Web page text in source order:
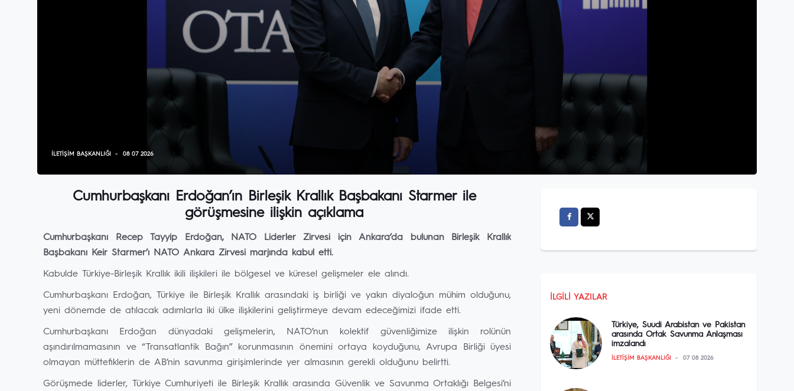
İLETIŞIM BAŞKANLIĞI 08 07 2026
Cumhurbaşkanı Erdoğan’ın Birleşik Krallık Başbakanı Starmer ile
görüşmesine ilişkin açıklama
Cumhurbaşkanı Recep Tayyip Erdoğan, NATO Liderler Zirvesi için Ankara’da bulunan Birleşik Krallık
Başbakanı Keir Starmer’ı NATO Ankara Zirvesi marjında kabul etti.
Kabulde Türkiye-Birleşik Krallık ikili ilişkileri ile bölgesel ve küresel gelişmeler ele alındı.
Cumhurbaşkanı Erdoğan, Türkiye ile Birleşik Krallık arasındaki iş birliği ve yakın diyaloğun mühim olduğunu,
yeni dönemde de atılacak adımlarla iki ülke ilişkilerini geliştirmeye devam edeceğimizi ifade etti.
Cumhurbaşkanı Erdoğan dünyadaki gelişmelerin, NATO’nun kolektif güvenliğimize ilişkin rolünün
aşındırılmamasının ve “Transatlantik Bağın” korunmasının önemini ortaya koyduğunu, Avrupa Birliği üyesi
olmayan müttefiklerin de AB’nin savunma girişimlerinde yer almasının gerekli olduğunu belirtti.
Görüşmede liderler, Türkiye Cumhuriyeti ile Birleşik Krallık arasında Güvenlik ve Savunma Ortaklığı Belgesi’ni
İLGILI YAZILAR
Türkiye, Suudi Arabistan ve Pakistan
arasında Ortak Savunma Anlaşması
imzalandı
İLETIŞIM BAŞKANLIĞI 07 08 2026